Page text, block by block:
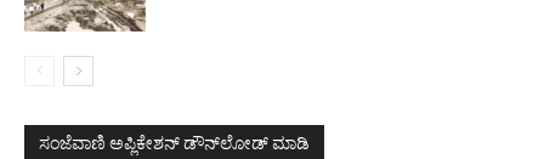
ಸಂಜೆವಾಣಿ ಅಪ್ಲಿಕೇಶನ್ ಡೌನ್‌ಲೋಡ್ ಮಾಡಿ